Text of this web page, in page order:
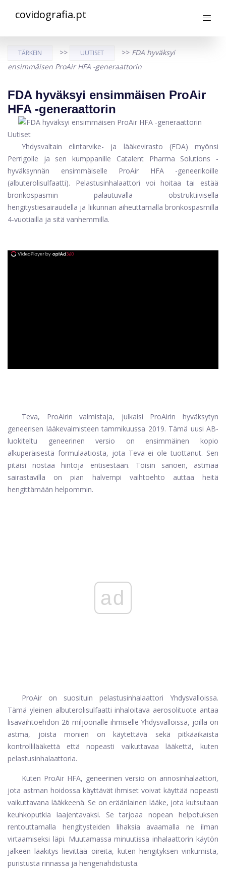
covidografia.pt
TÄRKEIN >> UUTISET >> FDA hyväksyi
ensimmäisen ProAir HFA -generaattorin
FDA hyväksyi ensimmäisen ProAir
HFA -generaattorin
Uutiset
Yhdysvaltain elintarvike- ja lääkevirasto (FDA) myönsi
Perrigolle ja sen kumppanille Catalent Pharma Solutions -
hyväksynnän ensimmäiselle ProAir HFA -geneerikoille
(albuterolisulfaatti). Pelastusinhalaattori voi hoitaa tai estää
bronkospasmin palautuvalla obstruktiivisella
hengitystiesairaudella ja liikunnan aiheuttamalla bronkospasmilla
4-vuotiailla ja sitä vanhemmilla.
Teva, ProAirin valmistaja, julkaisi ProAirin hyväksytyn
geneerisen lääkevalmisteen tammikuussa 2019. Tämä uusi AB-
luokiteltu geneerinen versio on ensimmäinen kopio
alkuperäisestä formulaatiosta, jota Teva ei ole tuottanut. Sen
pitäisi nostaa hintoja entisestään. Toisin sanoen, astmaa
sairastavilla on pian halvempi vaihtoehto auttaa heitä
hengittämään helpommin.
ad
ProAir
on suosituin pelastusinhalaattori Yhdysvalloissa.
Tämä yleinen albuterolisulfaatti inhaloitava aerosolituote antaa
lisävaihtoehdon 26 miljoonalle ihmiselle Yhdysvalloissa, joilla on
astma, joista monien on käytettävä sekä pitkäaikaista
kontrollilääkettä että nopeasti vaikuttavaa lääkettä, kuten
pelastusinhalaattoria.
Kuten ProAir HFA, geneerinen versio on annosinhalaattori,
jota astman hoidossa käyttävät ihmiset voivat käyttää nopeasti
vaikuttavana lääkkeenä. Se on eräänlainen lääke, jota kutsutaan
keuhkoputkia laajentavaksi. Se tarjoaa nopean helpotuksen
rentouttamalla hengitysteiden lihaksia avaamalla ne ilman
virtaamiseksi läpi. Muutamassa minuutissa inhalaattorin käytön
jälkeen lääkitys lievittää oireita, kuten hengityksen vinkumista,
puristusta rinnassa ja hengenahdistusta.